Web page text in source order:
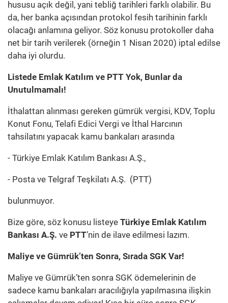
hususu açık değil, yani tebliğ tarihleri farklı olabilir. Bu
da, her banka açısından protokol fesih tarihinin farklı
olacağı anlamına geliyor. Söz konusu protokoller daha
net bir tarih verilerek (örneğin 1 Nisan 2020) iptal edilse
daha iyi olurdu.
Listede Emlak Katılım ve PTT Yok, Bunlar da
Unutulmamalı!
İthalattan alınması gereken gümrük vergisi, KDV, Toplu
Konut Fonu, Telafi Edici Vergi ve İthal Harcının
tahsilatını yapacak kamu bankaları arasında
- Türkiye Emlak Katılım Bankası A.Ş.,
- Posta ve Telgraf Teşkilatı A.Ş. (PTT)
bulunmuyor.
Bize göre, söz konusu listeye Türkiye Emlak Katılım
Bankası A.Ş. ve PTT’nin de ilave edilmesi lazım.
Maliye ve Gümrük’ten Sonra, Sırada SGK Var!
Maliye ve Gümrük’ten sonra SGK ödemelerinin de
sadece kamu bankaları aracılığıyla yapılmasına ilişkin